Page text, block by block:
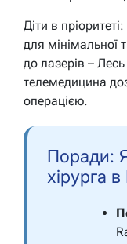
Діти в
для мінімальної
до лазерів –
телемедицина
операцією.
Поради:
хірурга